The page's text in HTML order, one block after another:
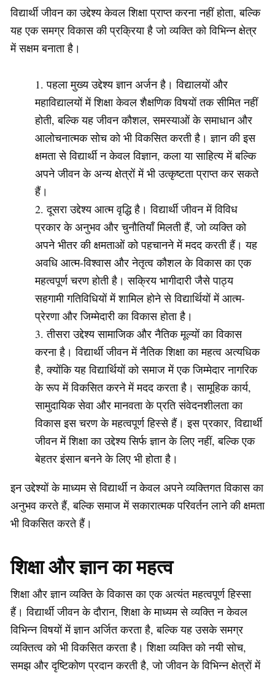
विद्यार्थी जीवन का उद्देश्य केवल शिक्षा प्राप्त करना नहीं होता, बल्कि
यह एक समग्र विकास की प्रक्रिया है जो व्यक्ति को विभिन्न क्षेत्र
में सक्षम बनाता है।
पहला मुख्य उद्देश्य ज्ञान अर्जन है। विद्यालयों और
महाविद्यालयों में शिक्षा केवल शैक्षणिक विषयों तक सीमित नहीं
होती, बल्कि यह जीवन कौशल, समस्याओं के समाधान और
आलोचनात्मक सोच को भी विकसित करती है। ज्ञान की इस
क्षमता से विद्यार्थी न केवल विज्ञान, कला या साहित्य में बल्कि
अपने जीवन के अन्य क्षेत्रों में भी उत्कृष्टता प्राप्त कर सकते
हैं।
दूसरा उद्देश्य आत्म वृद्धि है। विद्यार्थी जीवन में विविध
प्रकार के अनुभव और चुनौतियाँ मिलती हैं, जो व्यक्ति को
अपने भीतर की क्षमताओं को पहचानने में मदद करती हैं। यह
अवधि आत्म-विश्वास और नेतृत्व कौशल के विकास का एक
महत्वपूर्ण चरण होती है। सक्रिय भागीदारी जैसे पाठ्य
सहगामी गतिविधियों में शामिल होने से विद्यार्थियों में आत्म-
प्रेरणा और जिम्मेदारी का विकास होता है।
तीसरा उद्देश्य सामाजिक और नैतिक मूल्यों का विकास
करना है। विद्यार्थी जीवन में नैतिक शिक्षा का महत्व अत्यधिक
है, क्योंकि यह विद्यार्थियों को समाज में एक जिम्मेदार नागरिक
के रूप में विकसित करने में मदद करता है। सामूहिक कार्य,
सामुदायिक सेवा और मानवता के प्रति संवेदनशीलता का
विकास इस चरण के महत्वपूर्ण हिस्से हैं। इस प्रकार, विद्यार्थी
जीवन में शिक्षा का उद्देश्य सिर्फ ज्ञान के लिए नहीं, बल्कि एक
बेहतर इंसान बनने के लिए भी होता है।
इन उद्देश्यों के माध्यम से विद्यार्थी न केवल अपने व्यक्तिगत विकास का
अनुभव करते हैं, बल्कि समाज में सकारात्मक परिवर्तन लाने की क्षमता
भी विकसित करते हैं।
शिक्षा और ज्ञान का महत्व
शिक्षा और ज्ञान व्यक्ति के विकास का एक अत्यंत महत्वपूर्ण हिस्सा
हैं। विद्यार्थी जीवन के दौरान, शिक्षा के माध्यम से व्यक्ति न केवल
विभिन्न विषयों में ज्ञान अर्जित करता है, बल्कि यह उसके समग्र
व्यक्तित्व को भी विकसित करता है। शिक्षा व्यक्ति को नयी सोच,
समझ और दृष्टिकोण प्रदान करती है, जो जीवन के विभिन्न क्षेत्रों में